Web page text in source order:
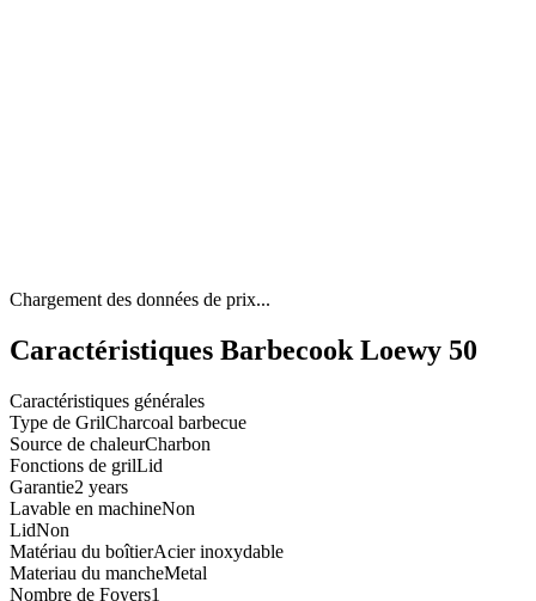
Chargement des données de prix...
Caractéristiques Barbecook Loewy 50
Caractéristiques générales
Type de GrilCharcoal barbecue
Source de chaleurCharbon
Fonctions de grilLid
Garantie2 years
Lavable en machineNon
LidNon
Matériau du boîtierAcier inoxydable
Materiau du mancheMetal
Nombre de Foyers1